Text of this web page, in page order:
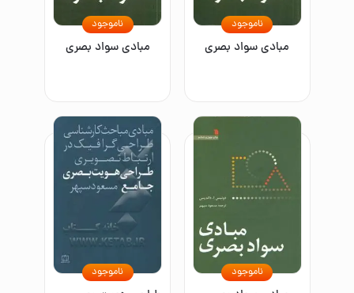
مبادی سواد بصری
ناموجود
مبادی سواد بصری
ناموجود
ناموجود ناموجود